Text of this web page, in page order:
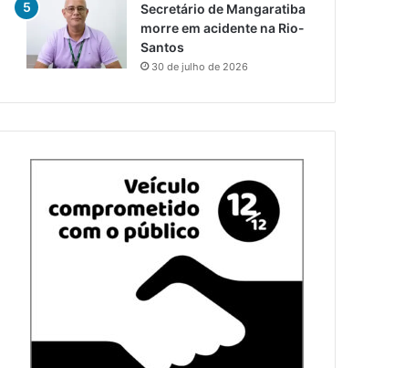
Secretário de Mangaratiba
morre em acidente na Rio-
Santos
30 de julho de 2026